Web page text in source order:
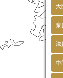
大
奈
滋
中